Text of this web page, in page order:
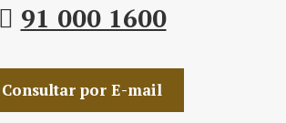
91 000 1600
Consultar por E-mail